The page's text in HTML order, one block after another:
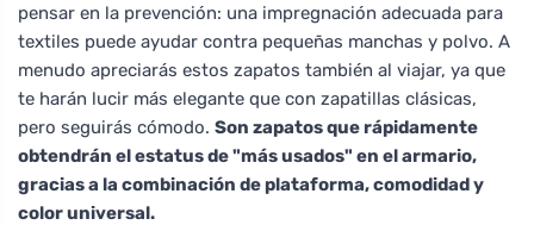
pensar en la prevención: una impregnación adecuada para
textiles puede ayudar contra pequeñas manchas y polvo. A
menudo apreciarás estos zapatos también al viajar, ya que
te harán lucir más elegante que con zapatillas clásicas,
pero seguirás cómodo. Son zapatos que rápidamente
obtendrán el estatus de "más usados" en el armario,
gracias a la combinación de plataforma, comodidad y
color universal.